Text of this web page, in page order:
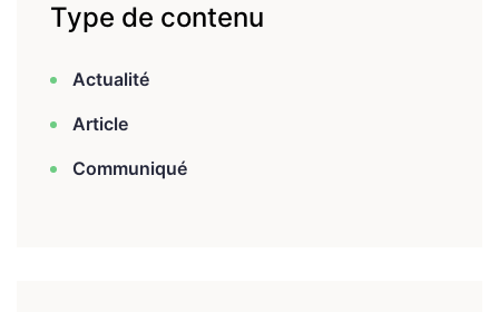
Type de contenu
Actualité
Article
Communiqué